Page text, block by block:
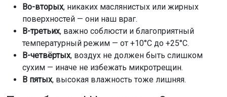
Во-вторых, никаких маслянистых или жирных
поверхностей — они наш враг.
В-третьих, важно соблюсти и благоприятный
температурный режим — от +10°C до +25°C.
В-четвёртых, воздух не должен быть слишком
сухим — иначе не избежать микротрещин.
В пятых, высокая влажность тоже лишняя.